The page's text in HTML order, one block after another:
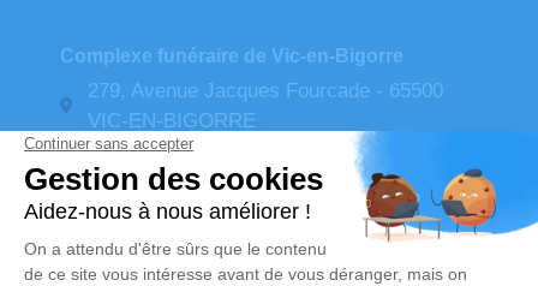
Complexe funéraire de Vic-en-Bigorre
279, Avenue Jacques Fourcade - 65500
VIC-EN-BIGORRE
05 62 96 53 95
Télécopie : 05 62 93 37 03
Ouvert du lundi au samedi de 9H00 à 12H00 et
de 14H00 à 19H00 (samedi fermeture à 17H00).
contact@pompes-funebres-favarel.com